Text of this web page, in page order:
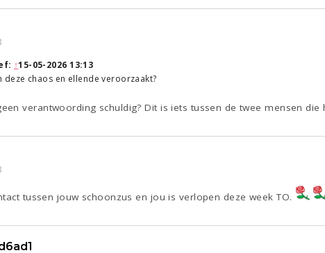
↑15-05-2026 13:13
deze chaos en ellende veroorzaakt?
verantwoording schuldig? Dit is iets tussen de twee mensen
tussen jouw schoonzus en jou is verlopen deze week TO.